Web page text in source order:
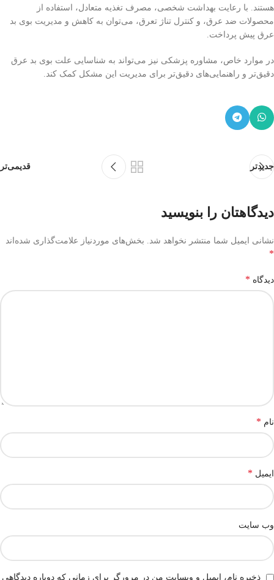
هستند. با رعایت بهداشت شخصی، مصرف تغذیه متعادل، استفاده از
محصولات ضد عرق، و کنترل تناژ تعرق، می‌توان به کاهش و مدیریت بوی بد
عرق پیش پرداخت.
در موارد خاص، مشاوره پزشکی نیز می‌تواند به شناسایی علت بوی بد عرق
دقیق‌تر و راهنمایی‌های دقیق‌تر برای مدیریت این مشکل کمک کند.
جدیدتر قدیمی‌تر
دیدگاهتان را بنویسید
نشانی ایمیل شما منتشر نخواهد شد. بخش‌های موردنیاز علامت‌گذاری شده‌اند
*
دیدگاه *
نام *
ایمیل *
وب‌ سایت
ذخیره نام، ایمیل و وبسایت من در مرورگر برای زمانی که دوباره دیدگاهی